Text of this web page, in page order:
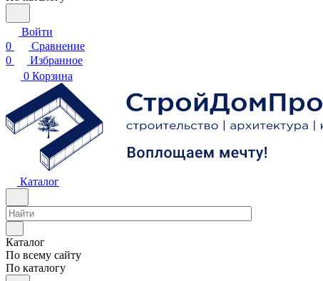
Войти
0
Сравнение
0
Избранное
0 Корзина
Каталог
Каталог
По всему сайту
По каталогу